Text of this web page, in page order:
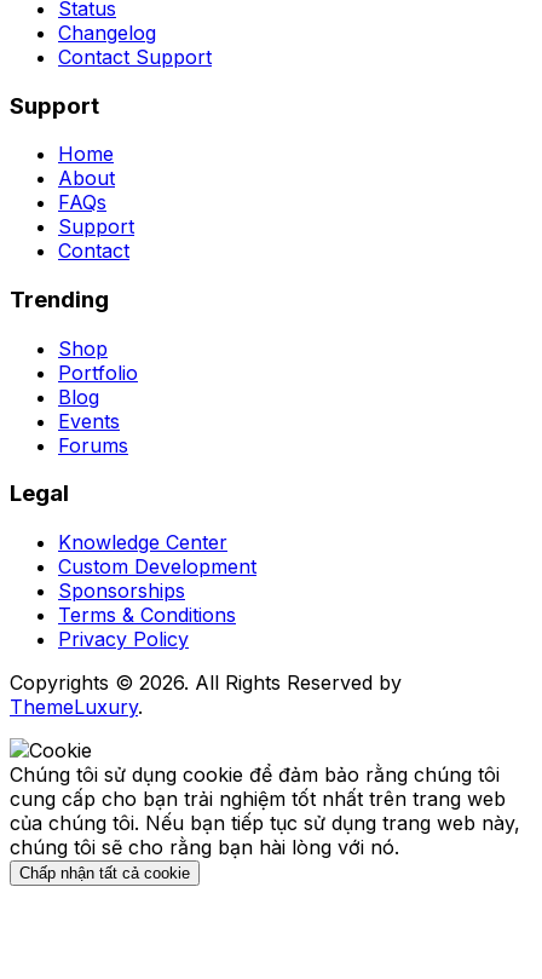
Status
Changelog
Contact Support
Support
Home
About
FAQs
Support
Contact
Trending
Shop
Portfolio
Blog
Events
Forums
Legal
Knowledge Center
Custom Development
Sponsorships
Terms & Conditions
Privacy Policy
Copyrights © 2026. All Rights Reserved by
ThemeLuxury.
Chúng tôi sử dụng cookie để đảm bảo rằng chúng tôi
cung cấp cho bạn trải nghiệm tốt nhất trên trang web
của chúng tôi. Nếu bạn tiếp tục sử dụng trang web này,
chúng tôi sẽ cho rằng bạn hài lòng với nó.
Chấp nhận tất cả cookie